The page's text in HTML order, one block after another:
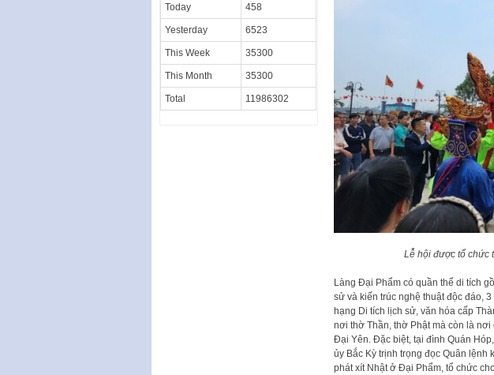
Lễ hội được tổ chức
Làng Đại Phẩm có quần thể di tích
sử và kiến trúc nghệ thuật độc đáo,
hạng Di tích lịch sử, văn hóa cấp
nơi thờ Thần, thờ Phật mà còn là
Đại Yên. Đặc biệt, tại đình Quán
ủy Bắc Kỳ trịnh trọng đọc Quân lệnh
phát xít Nhật ở Đại Phẩm, tổ chức
Today 458
Yesterday 6523
This Week 35300
This Month 35300
Total 11986302